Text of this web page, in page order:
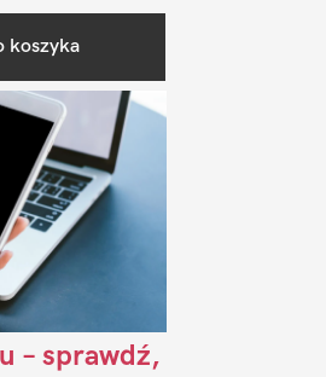
koszyka
– sprawdź,